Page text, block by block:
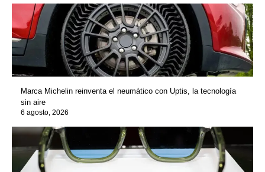
Marca Michelin reinventa el neumático con Uptis, la tecnología
sin aire
6 agosto, 2026